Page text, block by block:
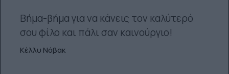
Βήμα-βήμα για να κάνεις τον καλύτερό
σου φίλο και πάλι σαν καινούργιο!
Κέλλυ Νόβακ